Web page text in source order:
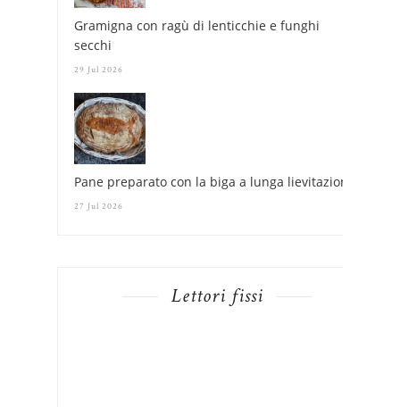
Gramigna con ragù di lenticchie e funghi
secchi
29 Jul 2026
Pane preparato con la biga a lunga lievitazione
27 Jul 2026
Lettori fissi